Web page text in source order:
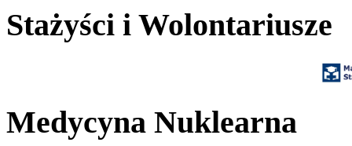
Stażyści i Wolontariusze
Medycyna Nuklearna